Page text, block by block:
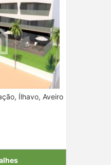
Ílhavo, Aveiro